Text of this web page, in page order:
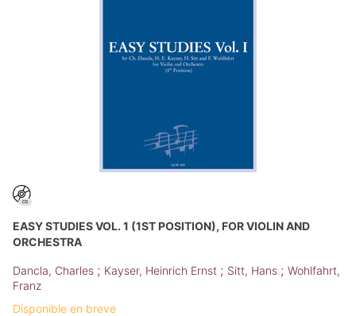
EASY STUDIES VOL. 1 (1ST POSITION), FOR VIOLIN AND
ORCHESTRA
Dancla, Charles ; Kayser, Heinrich Ernst ; Sitt, Hans ; Wohlfahrt,
Franz
Disponible en breve